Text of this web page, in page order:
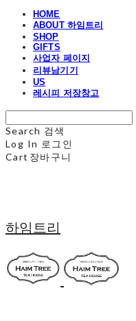
HOME
ABOUT 하임트리
SHOP
GIFTS
사업자 페이지
리뷰남기기
US
레시피 저장창고
Search 검색
Log In 로그인
Cart 장바구니
하임트리